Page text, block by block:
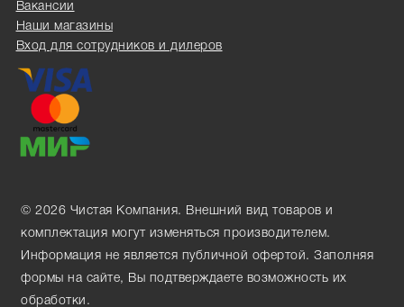
Вакансии
Наши магазины
Вход для сотрудников и дилеров
© 2026 Чистая Компания. Внешний вид товаров и
комплектация могут изменяться производителем.
Информация не является публичной офертой. Заполняя
формы на сайте, Вы подтверждаете возможность их
обработки.